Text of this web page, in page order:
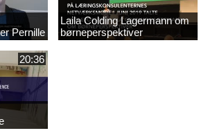
Pernille
til
Laila Colding Lagermann om
børneperspektiver
20:36